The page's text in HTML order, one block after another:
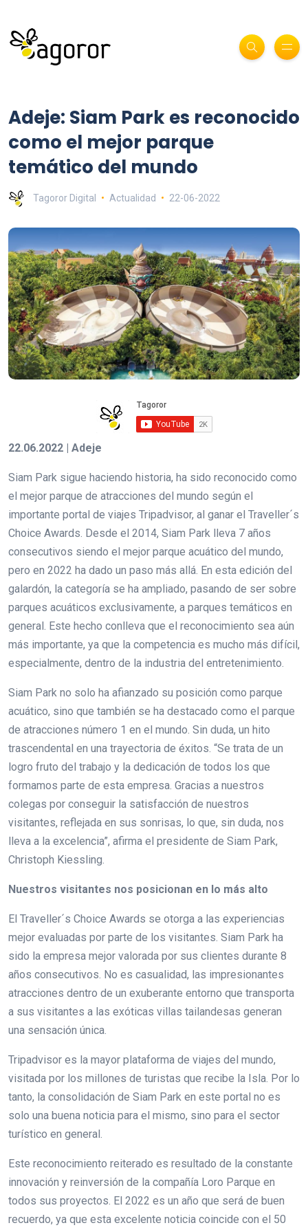
Adeje: Siam Park es reconocido
como el mejor parque
temático del mundo
Tagoror Digital Actualidad 22-06-2022
22.06.2022 | Adeje
Siam Park sigue haciendo historia, ha sido reconocido como
el mejor parque de atracciones del mundo según el
importante portal de viajes Tripadvisor, al ganar el Traveller´s
Choice Awards. Desde el 2014, Siam Park lleva 7 años
consecutivos siendo el mejor parque acuático del mundo,
pero en 2022 ha dado un paso más allá. En esta edición del
galardón, la categoría se ha ampliado, pasando de ser sobre
parques acuáticos exclusivamente, a parques temáticos en
general. Este hecho conlleva que el reconocimiento sea aún
más importante, ya que la competencia es mucho más difícil,
especialmente, dentro de la industria del entretenimiento.
Siam Park no solo ha afianzado su posición como parque
acuático, sino que también se ha destacado como el parque
de atracciones número 1 en el mundo. Sin duda, un hito
trascendental en una trayectoria de éxitos. “Se trata de un
logro fruto del trabajo y la dedicación de todos los que
formamos parte de esta empresa. Gracias a nuestros
colegas por conseguir la satisfacción de nuestros
visitantes, reflejada en sus sonrisas, lo que, sin duda, nos
lleva a la excelencia”, afirma el presidente de Siam Park,
Christoph Kiessling.
Nuestros visitantes nos posicionan en lo más alto
El Traveller´s Choice Awards se otorga a las experiencias
mejor evaluadas por parte de los visitantes. Siam Park ha
sido la empresa mejor valorada por sus clientes durante 8
años consecutivos. No es casualidad, las impresionantes
atracciones dentro de un exuberante entorno que transporta
a sus visitantes a las exóticas villas tailandesas generan
una sensación única.
Tripadvisor es la mayor plataforma de viajes del mundo,
visitada por los millones de turistas que recibe la Isla. Por lo
tanto, la consolidación de Siam Park en este portal no es
solo una buena noticia para el mismo, sino para el sector
turístico en general.
Este reconocimiento reiterado es resultado de la constante
innovación y reinversión de la compañía Loro Parque en
todos sus proyectos. El 2022 es un año que será de buen
recuerdo, ya que esta excelente noticia coincide con el 50